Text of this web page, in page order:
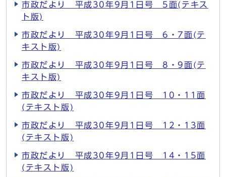
市政だより 平成30年9月1日号 5面(テキス
ト版)
市政だより 平成30年9月1日号 6・7面(テ
キスト版)
市政だより 平成30年9月1日号 8・9面(テ
キスト版)
市政だより 平成30年9月1日号 10・11面
(テキスト版)
市政だより 平成30年9月1日号 12・13面
(テキスト版)
市政だより 平成30年9月1日号 14・15面
(テキスト版)